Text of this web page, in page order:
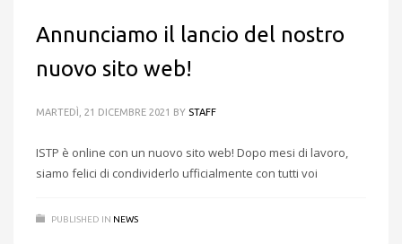
Annunciamo il lancio del nostro
nuovo sito web!
MARTEDÌ, 21 DICEMBRE 2021 BY STAFF
ISTP è online con un nuovo sito web! Dopo mesi di lavoro,
siamo felici di condividerlo ufficialmente con tutti voi
PUBLISHED IN NEWS